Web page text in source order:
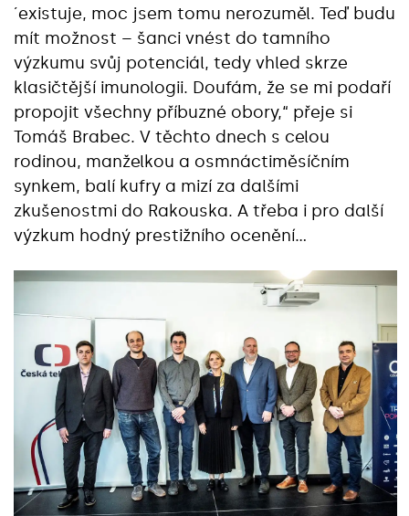
´existuje, moc jsem tomu nerozuměl. Teď budu
mít možnost – šanci vnést do tamního
výzkumu svůj potenciál, tedy vhled skrze
klasičtější imunologii. Doufám, že se mi podaří
propojit všechny příbuzné obory,“ přeje si
Tomáš Brabec. V těchto dnech s celou
rodinou, manželkou a osmnáctiměsíčním
synkem, balí kufry a mizí za dalšími
zkušenostmi do Rakouska. A třeba i pro další
výzkum hodný prestižního ocenění…